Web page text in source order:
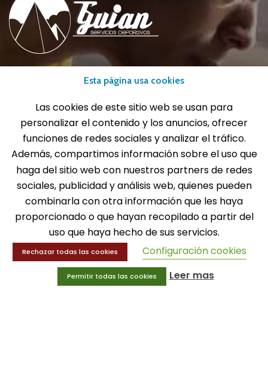
info@gui-an.com
Whatsapp: 609 72 24 10
Fax: 916 537 814
SOLICITA INFORMACIÓN
Balones
Deportes
Educación física
Esta página usa cookies
Las cookies de este sitio web se usan para
personalizar el contenido y los anuncios, ofrecer
funciones de redes sociales y analizar el tráfico.
Además, compartimos información sobre el uso que
haga del sitio web con nuestros partners de redes
sociales, publicidad y análisis web, quienes pueden
combinarla con otra información que les haya
proporcionado o que hayan recopilado a partir del
uso que haya hecho de sus servicios.
Rechazar todas las cookies Configuración cookies
Permitir todas las cookies Leer mas